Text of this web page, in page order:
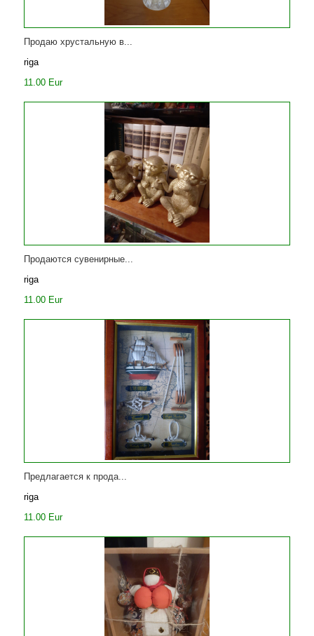
Продаю хрустальную в...
riga
11.00 Eur
Продаются сувенирные...
riga
11.00 Eur
Предлагается к прода...
riga
11.00 Eur